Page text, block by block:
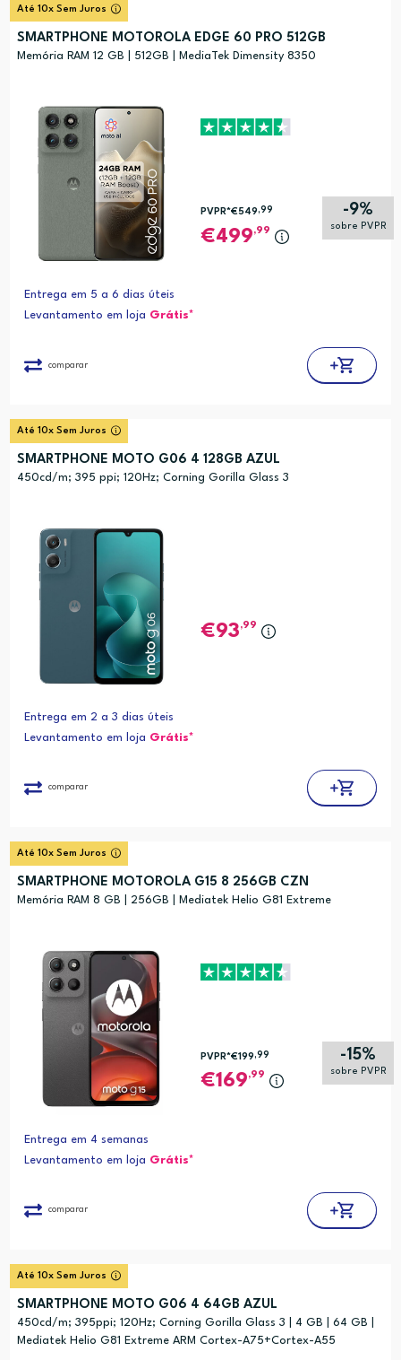
Até 10x Sem Juros
SMARTPHONE MOTOROLA EDGE 60 PRO 512GB
Memória RAM 12 GB | 512GB | MediaTek Dimensity 8350
-9%
sobre PVPR
PVPR*€549,99
499,99
Entrega em 5 a 6 dias úteis
Levantamento em loja Grátis*
comparar
Até 10x Sem Juros
SMARTPHONE MOTO G06 4 128GB AZUL
450cd/m; 395 ppi; 120Hz; Corning Gorilla Glass 3
93,99
Entrega em 2 a 3 dias úteis
Levantamento em loja Grátis*
comparar
Até 10x Sem Juros
SMARTPHONE MOTOROLA G15 8 256GB CZN
Memória RAM 8 GB | 256GB | Mediatek Helio G81 Extreme
-15%
sobre PVPR
PVPR*€199 ,99
169,99
Entrega em 4 semanas
Levantamento em loja Grátis*
comparar
Até 10x Sem Juros
SMARTPHONE MOTO G06 4 64GB AZUL
450cd/m; 395ppi; 120Hz; Corning Gorilla Glass 3 | 4 GB | 64 GB |
Mediatek Helio G81 Extreme ARM Cortex-A75+Cortex-A55